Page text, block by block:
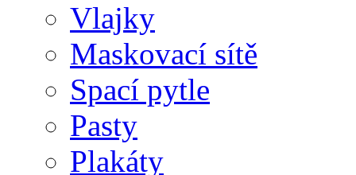
Vlajky
Maskovací sítě
Spací pytle
Pasty
Plakáty